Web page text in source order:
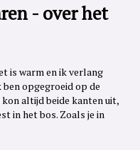
- over het
is warm en ik verlang
opgegroeid op de
altijd beide kanten uit,
in het bos. Zoals je in